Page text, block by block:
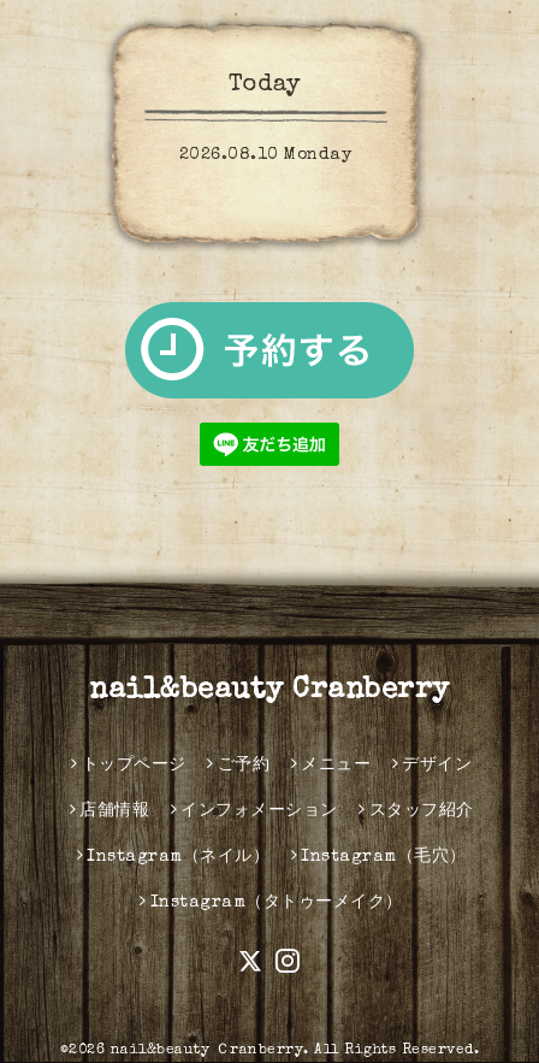
Today
2026.08.10 Monday
nail&beauty Cranberry
トップページ ご予約 メニュー デザイン
店舗情報 インフォメーション スタッフ紹介
Instagram（ネイル） Instagram（毛穴）
Instagram（タトゥーメイク）
©2026 nail&beauty Ｃranberry. All Rights Reserved.